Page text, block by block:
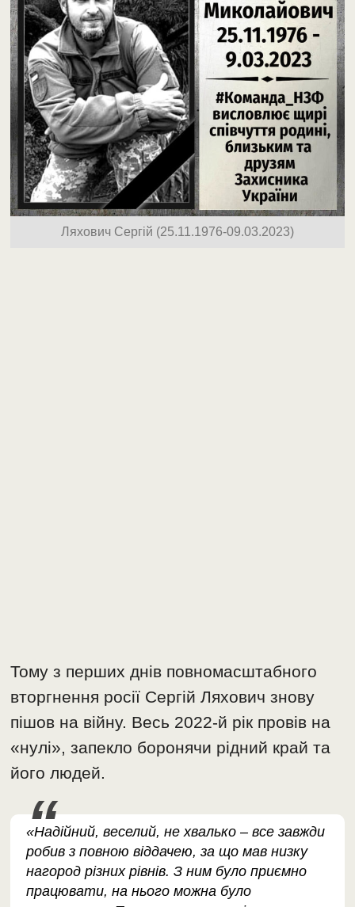
Ляхович Сергій (25.11.1976-09.03.2023)
Тому з перших днів повномасштабного
вторгнення росії Сергій Ляхович знову
пішов на війну. Весь 2022-й рік провів на
«нулі», запекло боронячи рідний край та
його людей.
«Надійний, веселий, не хвалько – все завжди
робив з повною віддачею, за що мав низку
нагород різних рівнів. З ним було приємно
працювати, на нього можна було